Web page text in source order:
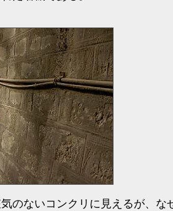
のないコンクリに見えるが、な